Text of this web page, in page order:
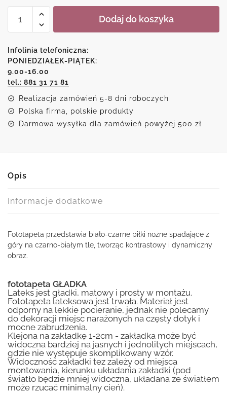
Piłki
na
foto-
tapecie
Dodaj do koszyka
Infolinia telefoniczna:
PONIEDZIAŁEK-PIĄTEK:
9.00-16.00
tel.: 881 31 71 81
Realizacja zamówień 5-8 dni roboczych
Polska firma, polskie produkty
Darmowa wysyłka dla zamówień powyżej 500 zł
Opis
Informacje dodatkowe
Fototapeta przedstawia biało-czarne piłki nożne spadające z
góry na czarno-białym tle, tworząc kontrastowy i dynamiczny
obraz.
fototapeta GŁADKA
Lateks jest gładki, matowy i prosty w montażu.
Fototapeta lateksowa jest trwała. Materiał jest
odporny na lekkie pocieranie, jednak nie polecamy
do dekoracji miejsc narażonych na częsty dotyk i
mocne zabrudzenia.
Klejona na zakładkę 1-2cm - zakładka może być
widoczna bardziej na jasnych i jednolitych miejscach,
gdzie nie występuje skomplikowany wzór.
Widoczność zakładki tez zależy od miejsca
montowania, kierunku układania zakładki (pod
światło będzie mniej widoczna, układana ze światłem
może rzucać minimalny cień).